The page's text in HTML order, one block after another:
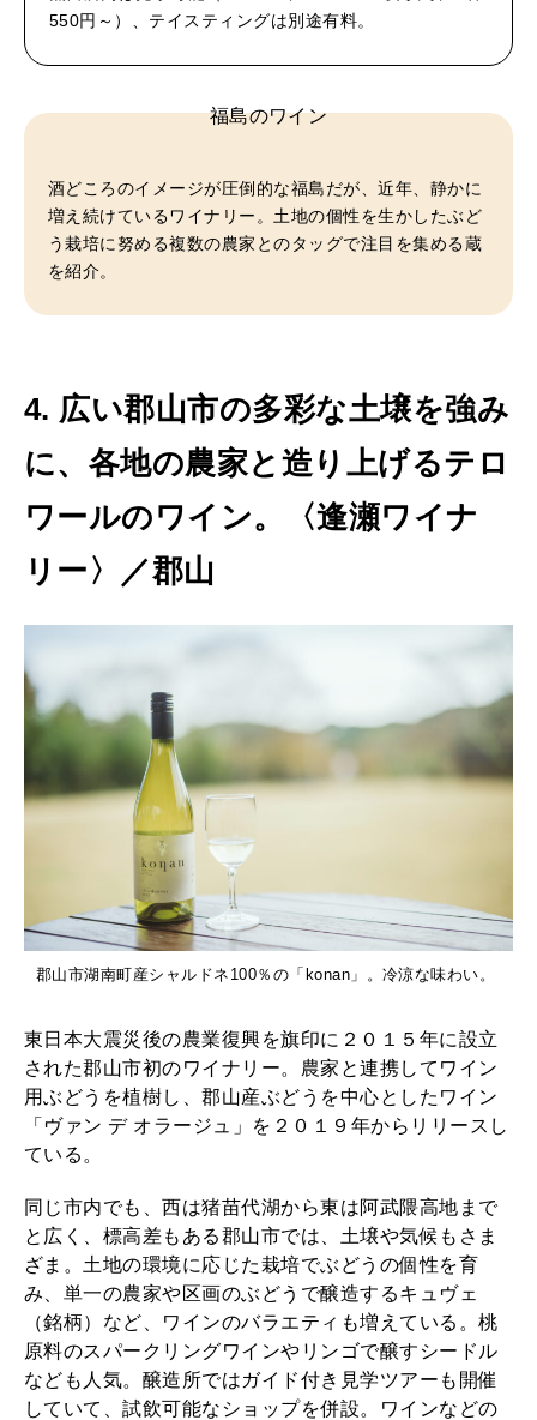
550円～）、テイスティングは別途有料。
福島のワイン
酒どころのイメージが圧倒的な福島だが、近年、静かに
増え続けているワイナリー。土地の個性を生かしたぶど
う栽培に努める複数の農家とのタッグで注目を集める蔵
を紹介。
4. 広い郡山市の多彩な土壌を強み
に、各地の農家と造り上げるテロ
ワールのワイン。〈逢瀬ワイナ
リー〉／郡山
郡山市湖南町産シャルドネ100％の「konan」。冷涼な味わい。
東日本大震災後の農業復興を旗印に２０１５年に設立
された郡山市初のワイナリー。農家と連携してワイン
用ぶどうを植樹し、郡山産ぶどうを中心としたワイン
「ヴァン デ オラージュ」を２０１９年からリリースし
ている。
同じ市内でも、西は猪苗代湖から東は阿武隈高地まで
と広く、標高差もある郡山市では、土壌や気候もさま
ざま。土地の環境に応じた栽培でぶどうの個性を育
み、単一の農家や区画のぶどうで醸造するキュヴェ
（銘柄）など、ワインのバラエティも増えている。桃
原料のスパークリングワインやリンゴで醸すシードル
なども人気。醸造所ではガイド付き見学ツアーも開催
していて、試飲可能なショップを併設。ワインなどの